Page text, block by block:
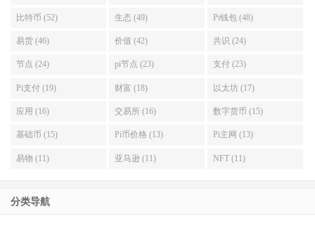
比特币 (52) 生态 (49) Pi钱包 (48)
易货 (46) 价值 (42) 共识 (24)
节点 (24) pi节点 (23) 支付 (23)
Pi支付 (19) 财富 (18) 以太坊 (17)
应用 (16) 交易所 (16) 数字货币 (15)
基础币 (15) Pi币价格 (13) Pi主网 (13)
易物 (11) 亚马逊 (11) NFT (11)
分类导航